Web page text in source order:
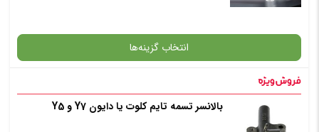
✧ چت با پشتیبان واتس آپ
انتخاب گزینه‌ها
گارانتی بالانسر تسمه تایم کلوت یا دایون Y7 و Y5